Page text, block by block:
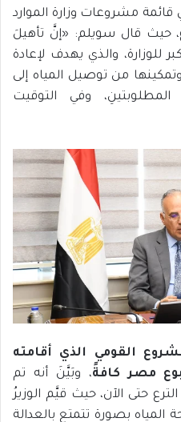
مشروعات وزارة الموارد
حيث قال سويلم: «إنَّ تأهيلَ
للوزارة، والذي يهدف لإعادة
من توصيل المياه إلى
المطلوبتينِ، وفي التوقيت
القومي الذي أقامته
مصر كافةً، وبَيَّنَ أنه تم
كيلومتر من الترع حتى الآن، حيث قيَّم الوزيرُ
المياه بصورة تتمتع بالعدالة